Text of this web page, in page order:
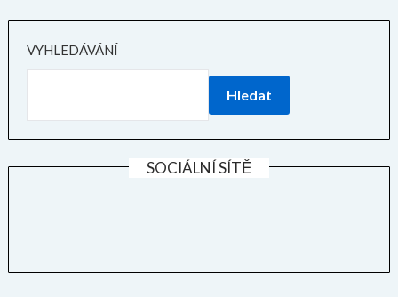
VYHLEDÁVÁNÍ
Hledat
SOCIÁLNÍ SÍTĚ